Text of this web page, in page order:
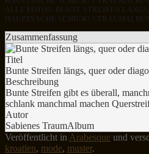
ALLE FOTOS: BUNTE STREIFEN
HAUPTSACHE SCHICK!
Zusammenfassung
Titel
Bunte Streifen längs, quer oder
Beschreibung
Bunte Streifen gibt es überall,
schlank manchmal machen
Autor
Sabienes TraumAlbum
Veröffentlicht in Arabesque und
kroatien, mode, muster.